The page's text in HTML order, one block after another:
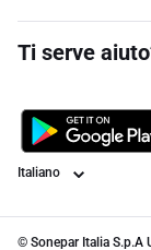
Ti serve
Lingua
© Sonepar Italia S.p.A